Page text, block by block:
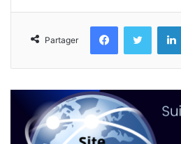
Partager
FacebookTwitter